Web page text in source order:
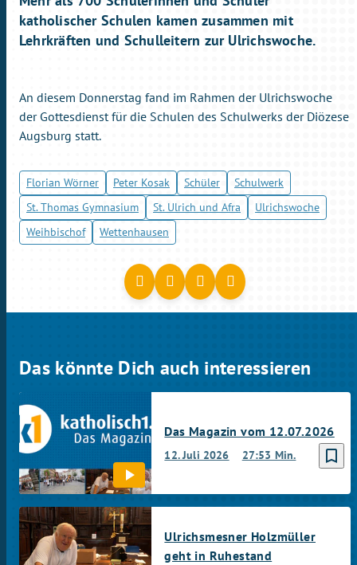
katholischer Schulen kamen zusammen mit
Lehrkräften und Schulleitern zur Ulrichswoche.
An diesem Donnerstag fand im Rahmen der Ulrichswoche
der Gottesdienst für die Schulen des Schulwerks der Diözese
Augsburg statt.
Florian Wörner Peter Kosak Schüler
Schulwerk
St. Thomas Gymnasium
St. Ulrich und Afra
Ulrichswoche
Weihbischof
Wettenhausen
Das könnte Dich auch interessieren
bookmark_border
12. Juli 2026 27:53 Min.
Das Magazin vom 12.07.2026
Ulrichsmesner Holzmüller
geht in Ruhestand